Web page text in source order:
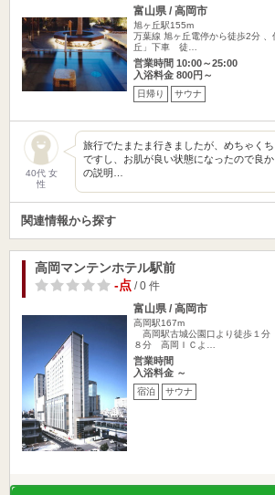
富山県 / 高岡市
旭ヶ丘駅155m
万葉線 旭ヶ丘電停から徒歩2分
丘」下車 徒…
営業時間 10:00～25:00
入浴料金 800円～
日帰り サウナ
40代 女
性
旅行でたまたま行きましたが、めちゃく
ですし、お肌が良い状態になったので良
の説明…
関連情報から探す
高岡マンテンホテル駅前
-点/ 0 件
富山県 / 高岡市
高岡駅167m
高岡駅古城公園口より徒歩１
８分 高岡ＩＣよ…
営業時間
入浴料金 ～
宿泊 サウナ